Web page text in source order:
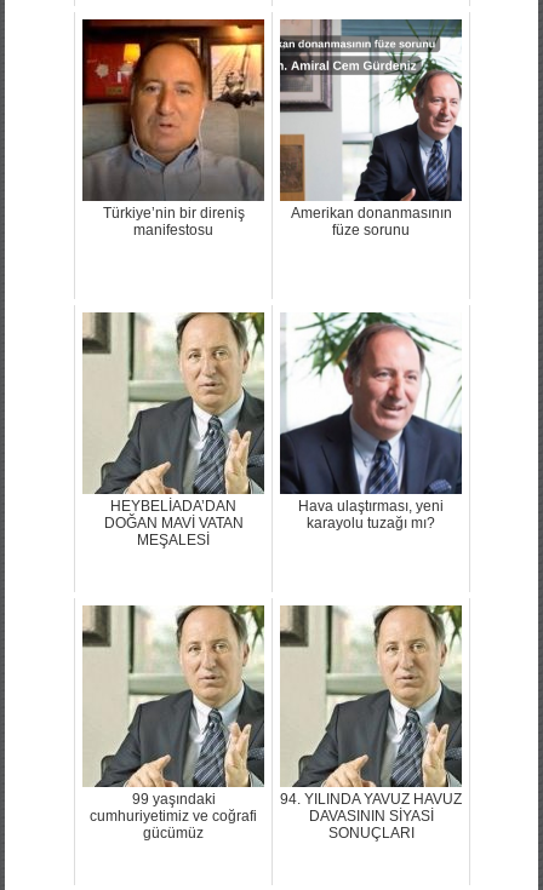
Türkiye’nin bir direniş
manifestosu
Amerikan donanmasının
füze sorunu
HEYBELİADA’DAN
DOĞAN MAVİ VATAN
MEŞALESİ
Hava ulaştırması, yeni
karayolu tuzağı mı?
99 yaşındaki
cumhuriyetimiz ve coğrafi
gücümüz
94. YILINDA YAVUZ HAVUZ
DAVASININ SİYASİ
SONUÇLARI